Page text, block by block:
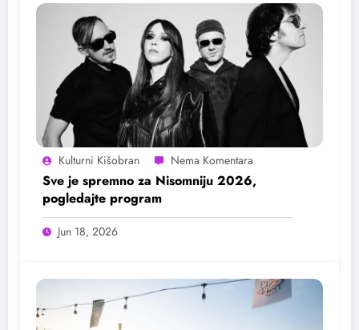
Kulturni Kišobran
Sve je spremno za Nisomniju 2026,
pogledajte program
Jun 18, 2026